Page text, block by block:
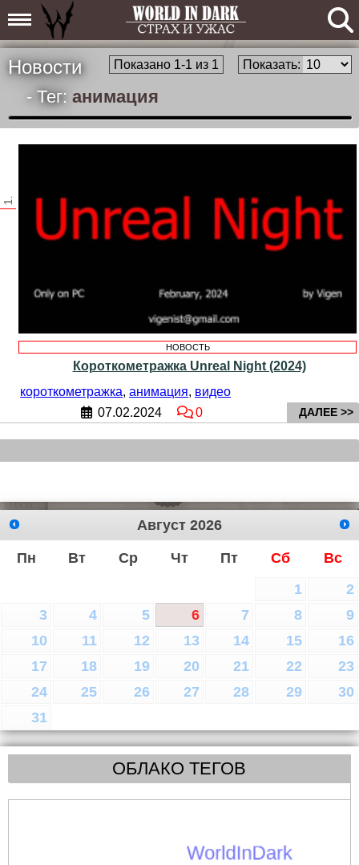
Новости Показать:
Показано 1-1 из 1
- Тег: анимация
1.
НОВОСТЬ
Короткометражка Unreal Night (2024)
короткометражка, анимация, видео
07.02.2024
0 ДАЛЕЕ >>
Август 2026
Пн Вт Ср Чт Пт Сб
Вс
1
2
3
4 5 6 7 8
9
10
11 12 13 14 15
16
17
18 19 20 21 22
23
24
25 26 27 28 29
30
31
ОБЛАКО ТЕГОВ